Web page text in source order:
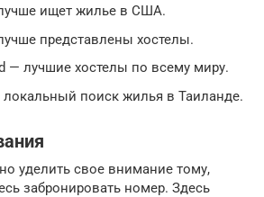
ищет жилье в США.
представлены хостелы.
— лучшие хостелы по всему миру.
локальный поиск жилья в Таиланде.
уделить свое внимание тому,
забронировать номер. Здесь